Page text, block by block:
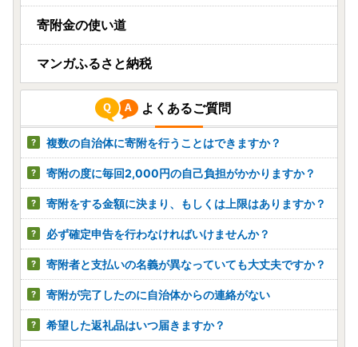
寄附金の使い道
マンガふるさと納税
よくあるご質問
複数の自治体に寄附を行うことはできますか？
寄附の度に毎回2,000円の自己負担がかかりますか？
寄附をする金額に決まり、もしくは上限はありますか？
必ず確定申告を行わなければいけませんか？
寄附者と支払いの名義が異なっていても大丈夫ですか？
寄附が完了したのに自治体からの連絡がない
希望した返礼品はいつ届きますか？